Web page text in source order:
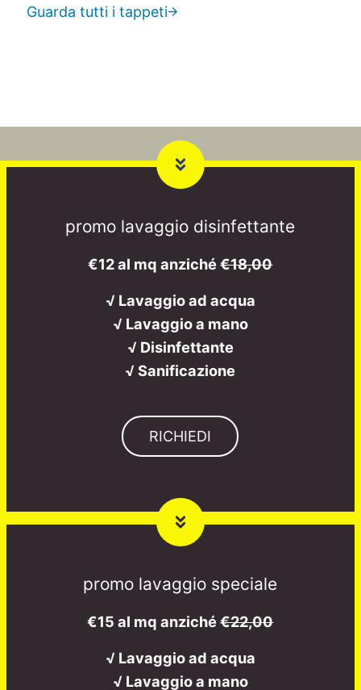
Guarda tutti i tappeti
promo lavaggio disinfettante
€12 al mq anziché€18,00
√ Lavaggio ad acqua
√ Lavaggio a mano
√ Disinfettante
√ Sanificazione
RICHIEDI
promo lavaggio speciale
€15 al mq anziché€22,00
√ Lavaggio ad acqua
√ Lavaggio a mano